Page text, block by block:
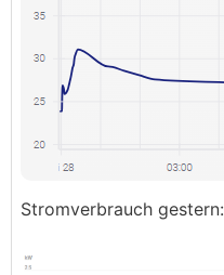
Stromverbrauch gestern: